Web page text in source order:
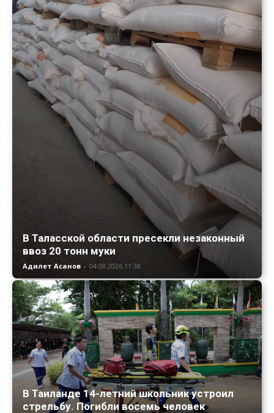
В Таласской области пресекли незаконный
ввоз 20 тонн муки
Адилет Асанов - 04.08.2026 11:38
В Таиланде 14-летний школьник устроил
стрельбу. Погибли восемь человек